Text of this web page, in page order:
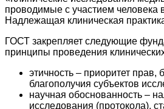
проводимые с участием человека
Надлежащая клиническая
ГОСТ закрепляет следующие
принципы проведения
этичность – приоритет прав,
благополучия субъектов
научная обоснованность –
исследования (протокола),